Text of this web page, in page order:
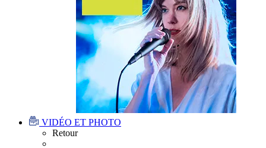
VIDÉO ET PHOTO
Retour